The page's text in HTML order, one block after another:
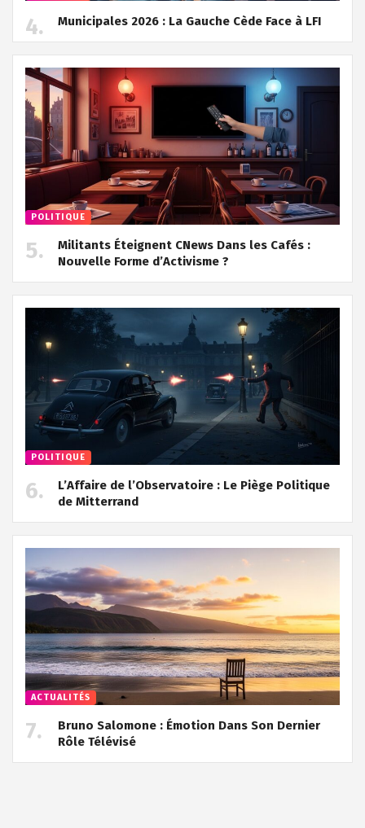
Municipales 2026 : La Gauche Cède Face à LFI
POLITIQUE
Militants Éteignent CNews Dans les Cafés :
Nouvelle Forme d’Activisme ?
POLITIQUE
L’Affaire de l’Observatoire : Le Piège Politique
de Mitterrand
ACTUALITÉS
Bruno Salomone : Émotion Dans Son Dernier
Rôle Télévisé